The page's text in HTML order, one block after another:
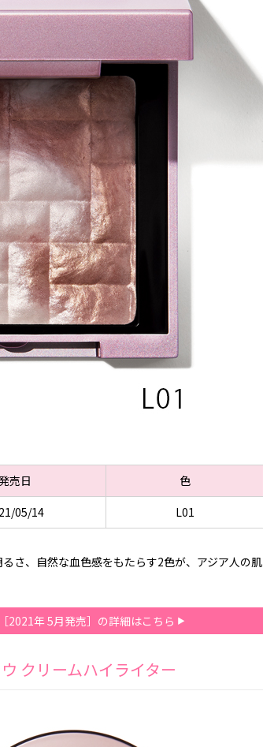
発売日
色
05/14 L01
さ、自然な血色感をもたらす2色が、アジア人の肌
2021年 5月発売］の詳細はこちら
クリームハイライター